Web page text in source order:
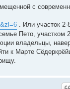
с
. Или участок 2-
Пето, участком
владельцы,
к Марте